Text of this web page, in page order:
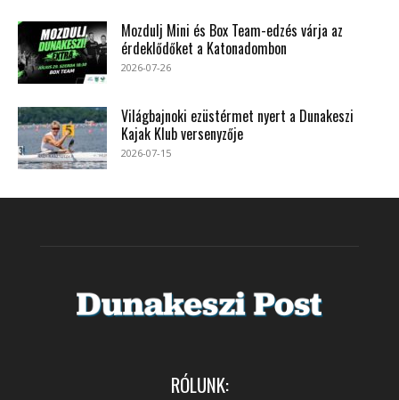
Mozdulj Mini és Box Team-edzés várja az
érdeklődőket a Katonadombon
2026-07-26
Világbajnoki ezüstérmet nyert a Dunakeszi
Kajak Klub versenyzője
2026-07-15
RÓLUNK: